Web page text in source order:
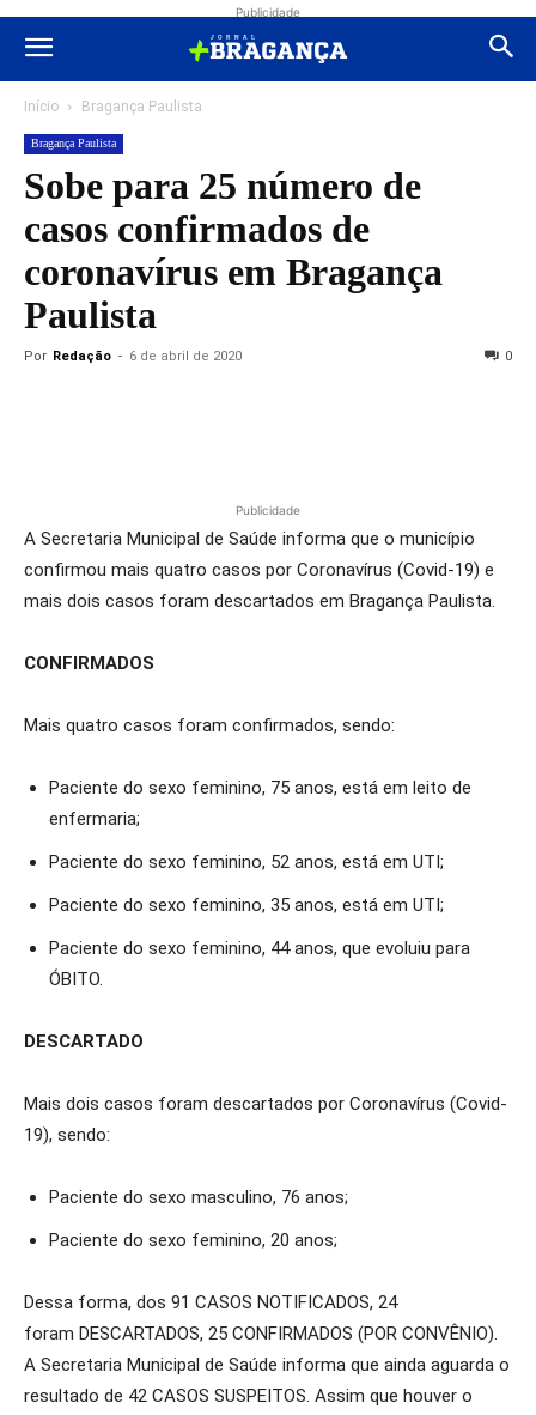
Publicidade
Início Bragança Paulista
Bragança Paulista
Sobe para 25 número de
casos confirmados de
coronavírus em Bragança
Paulista
Por Redação - 6 de abril de 2020 0
Publicidade
A Secretaria Municipal de Saúde informa que o município
confirmou mais quatro casos por Coronavírus (Covid-19) e
mais dois casos foram descartados em Bragança Paulista.
CONFIRMADOS
Mais quatro casos foram confirmados, sendo:
Paciente do sexo feminino, 75 anos, está em leito de
enfermaria;
Paciente do sexo feminino, 52 anos, está em UTI;
Paciente do sexo feminino, 35 anos, está em UTI;
Paciente do sexo feminino, 44 anos, que evoluiu para
ÓBITO.
DESCARTADO
Mais dois casos foram descartados por Coronavírus (Covid-
19), sendo:
Paciente do sexo masculino, 76 anos;
Paciente do sexo feminino, 20 anos;
Dessa forma, dos 91 CASOS NOTIFICADOS, 24
foram DESCARTADOS, 25 CONFIRMADOS (POR CONVÊNIO).
A Secretaria Municipal de Saúde informa que ainda aguarda o
resultado de 42 CASOS SUSPEITOS. Assim que houver o